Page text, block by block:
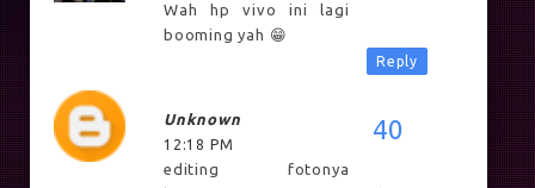
Wah hp vivo ini lagi
booming yah 😁
Reply
Unknown
12:18 PM
editing fotonya